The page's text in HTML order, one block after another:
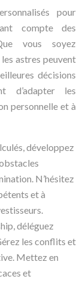
pour
compte des
vous soyez
astres peuvent
décisions
d’adapter les
personnelle et à
développez
N’hésitez
et à
déléguez
les conflits et
Mettez en
et